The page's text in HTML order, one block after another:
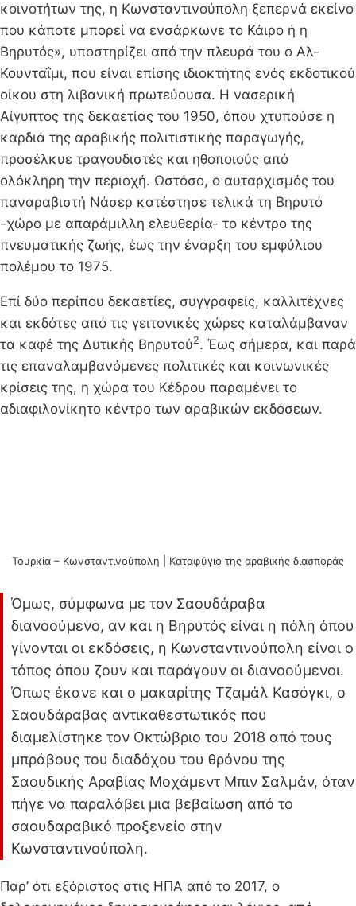
κοινοτήτων της, η Κωνσταντινούπολη ξεπερνά εκείνο
που κάποτε μπορεί να ενσάρκωνε το Κάιρο ή η
Βηρυτός», υποστηρίζει από την πλευρά του ο Αλ-
Κουνταΐμι, που είναι επίσης ιδιοκτήτης ενός εκδοτικού
οίκου στη λιβανική πρωτεύουσα. Η νασερική
Αίγυπτος της δεκαετίας του 1950, όπου χτυπούσε η
καρδιά της αραβικής πολιτιστικής παραγωγής,
προσέλκυε τραγουδιστές και ηθοποιούς από
ολόκληρη την περιοχή. Ωστόσο, ο αυταρχισμός του
παναραβιστή Νάσερ κατέστησε τελικά τη Βηρυτό
-χώρο με απαράμιλλη ελευθερία- το κέντρο της
πνευματικής ζωής, έως την έναρξη του εμφύλιου
πολέμου το 1975.
Επί δύο περίπου δεκαετίες, συγγραφείς, καλλιτέχνες
και εκδότες από τις γειτονικές χώρες καταλάμβαναν
τα καφέ της Δυτικής Βηρυτού2. Έως σήμερα, και παρά
τις επαναλαμβανόμενες πολιτικές και κοινωνικές
κρίσεις της, η χώρα του Κέδρου παραμένει το
αδιαφιλονίκητο κέντρο των αραβικών εκδόσεων.
Τουρκία – Κωνσταντινούπολη | Kαταφύγιο της αραβικής διασποράς
Όμως, σύμφωνα με τον Σαουδάραβα
διανοούμενο, αν και η Βηρυτός είναι η πόλη όπου
γίνονται οι εκδόσεις, η Κωνσταντινούπολη είναι ο
τόπος όπου ζουν και παράγουν οι διανοούμενοι.
Όπως έκανε και ο μακαρίτης Τζαμάλ Κασόγκι, ο
Σαουδάραβας αντικαθεστωτικός που
διαμελίστηκε τον Οκτώβριο του 2018 από τους
μπράβους του διαδόχου του θρόνου της
Σαουδικής Αραβίας Μοχάμεντ Μπιν Σαλμάν, όταν
πήγε να παραλάβει μια βεβαίωση από το
σαουδαραβικό προξενείο στην
Κωνσταντινούπολη.
Παρ’ ότι εξόριστος στις ΗΠΑ από το 2017, ο